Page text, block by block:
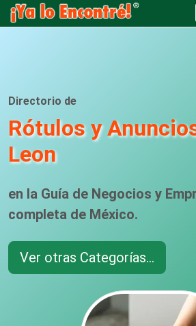
Directorio de
Rótulos y
Leon
en la Guía de Negocios y
completa de México.
Ver otras Categorías...